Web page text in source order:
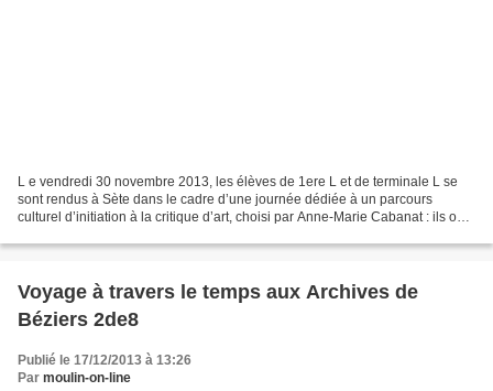
L e vendredi 30 novembre 2013, les élèves de 1ere L et de terminale L se
sont rendus à Sète dans le cadre d’une journée dédiée à un parcours
culturel d’initiation à la critique d’art, choisi par Anne-Marie Cabanat : ils ont
Voyage à travers le temps aux Archives de
Béziers 2de8
Publié le 17/12/2013 à 13:26
Par moulin-on-line